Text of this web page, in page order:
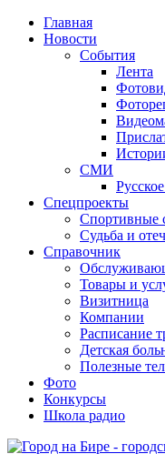
Главная
Новости
События
Лента
СМИ
Спецпроекты
Спортивные
Судьба и
Справочник
Товары и
Визитница
Компании
Расписание
Детская
Полезные
Фото
Конкурсы
Школа радио